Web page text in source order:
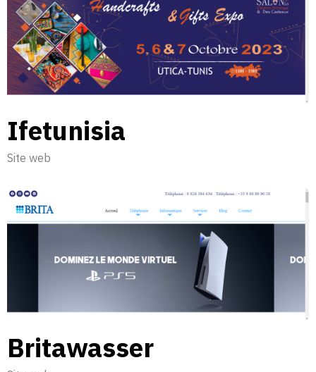
Ifetunisia
Site web
Britawasser